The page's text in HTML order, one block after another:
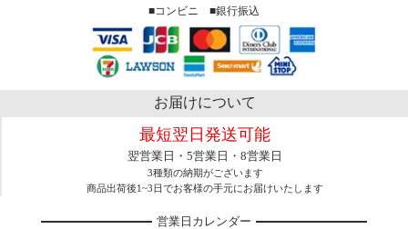
■コンビニ ■銀行振込
お届けについて
最短翌日発送可能
翌営業日・5営業日・8営業日
3種類の納期がございます
商品出荷後1~3日でお客様の手元にお届けいたします
営業日カレンダー